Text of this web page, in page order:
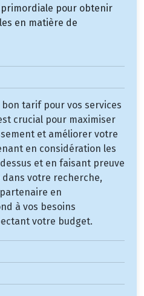
pour obtenir
en matière de
tarif pour vos services
crucial pour maximiser
et améliorer votre
en considération les
et en faisant preuve
dans votre recherche,
en
à vos besoins
votre budget.